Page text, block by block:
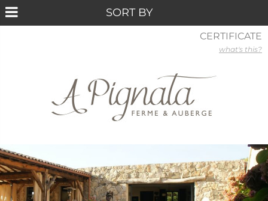
CERTIFICATE
what's this?